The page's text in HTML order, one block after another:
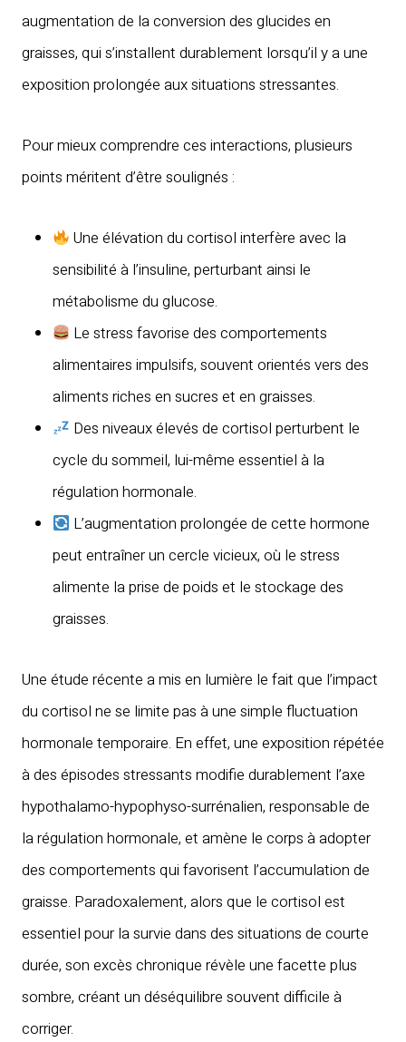
augmentation de la conversion des glucides en
graisses, qui s’installent durablement lorsqu’il y a une
exposition prolongée aux situations stressantes.
Pour mieux comprendre ces interactions, plusieurs
points méritent d’être soulignés :
Une élévation du cortisol interfère avec la
sensibilité à l’insuline, perturbant ainsi le
métabolisme du glucose.
Le stress favorise des comportements
alimentaires impulsifs, souvent orientés vers des
aliments riches en sucres et en graisses.
Des niveaux élevés de cortisol perturbent le
cycle du sommeil, lui-même essentiel à la
régulation hormonale.
L’augmentation prolongée de cette hormone
peut entraîner un cercle vicieux, où le stress
alimente la prise de poids et le stockage des
graisses.
Une étude récente a mis en lumière le fait que l’impact
du cortisol ne se limite pas à une simple fluctuation
hormonale temporaire. En effet, une exposition répétée
à des épisodes stressants modifie durablement l’axe
hypothalamo-hypophyso-surrénalien, responsable de
la régulation hormonale, et amène le corps à adopter
des comportements qui favorisent l’accumulation de
graisse. Paradoxalement, alors que le cortisol est
essentiel pour la survie dans des situations de courte
durée, son excès chronique révèle une facette plus
sombre, créant un déséquilibre souvent difficile à
corriger.